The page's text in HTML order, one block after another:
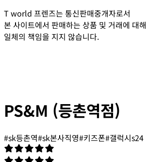
T world 프렌즈는 통신판매중개자로서
본 사이트에서 판매하는 상품 및 거래에 대해
일체의 책임을 지지 않습니다.
PS&M (등촌역점)
#sk등촌역#sk본사직영#키즈폰#갤럭시s24